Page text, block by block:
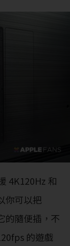
4K120Hz 和
你可以把
的隨便插，不
的遊戲